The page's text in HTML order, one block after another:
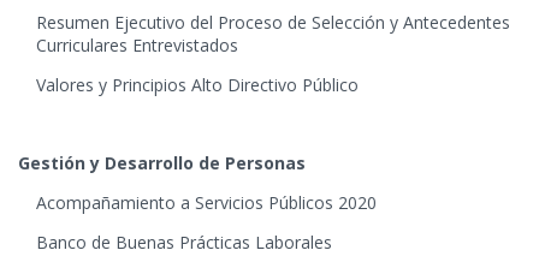
Resumen Ejecutivo del Proceso de Selección y Antecedentes
Curriculares Entrevistados
Valores y Principios Alto Directivo Público
Gestión y Desarrollo de Personas
Acompañamiento a Servicios Públicos 2020
Banco de Buenas Prácticas Laborales